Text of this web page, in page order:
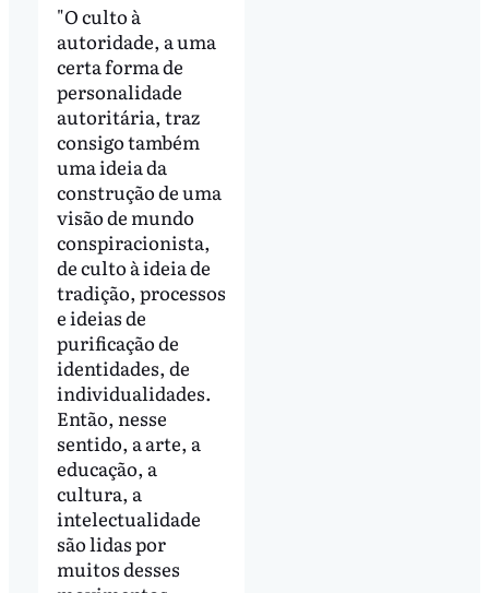
"O culto à
autoridade, a uma
certa forma de
personalidade
autoritária, traz
consigo também
uma ideia da
construção de uma
visão de mundo
conspiracionista,
de culto à ideia de
tradição, processos
e ideias de
purificação de
identidades, de
individualidades.
Então, nesse
sentido, a arte, a
educação, a
cultura, a
intelectualidade
são lidas por
muitos desses